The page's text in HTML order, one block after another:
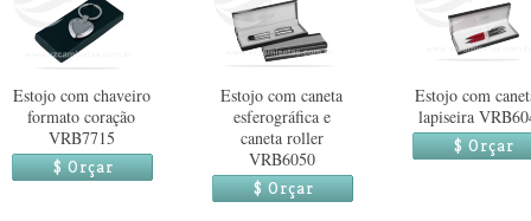
Estojo com chaveiro
formato coração
VRB7715
$ Orçar
Estojo com caneta
esferográfica e
caneta roller
VRB6050
$ Orçar
Estojo com
lapiseira
$ Orçar